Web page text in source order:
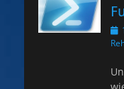
am